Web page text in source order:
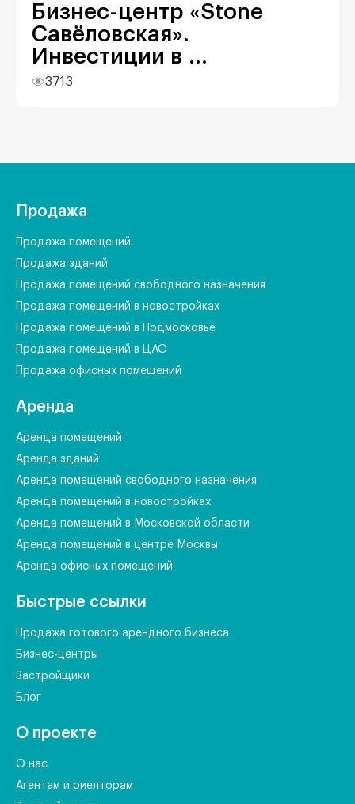
Бизнес-центр «Stone
Савёловская».
Инвестиции в ...
3713
Продажа
Продажа помещений
Продажа зданий
Продажа помещений свободного назначения
Продажа помещений в новостройках
Продажа помещений в Подмосковье
Продажа помещений в ЦАО
Продажа офисных помещений
Аренда
Аренда помещений
Аренда зданий
Аренда помещений свободного назначения
Аренда помещений в новостройках
Аренда помещений в Московской области
Аренда помещений в центре Москвы
Аренда офисных помещений
Быстрые ссылки
Продажа готового арендного бизнеса
Бизнес-центры
Застройщики
Блог
О проекте
О нас
Агентам и риелторам